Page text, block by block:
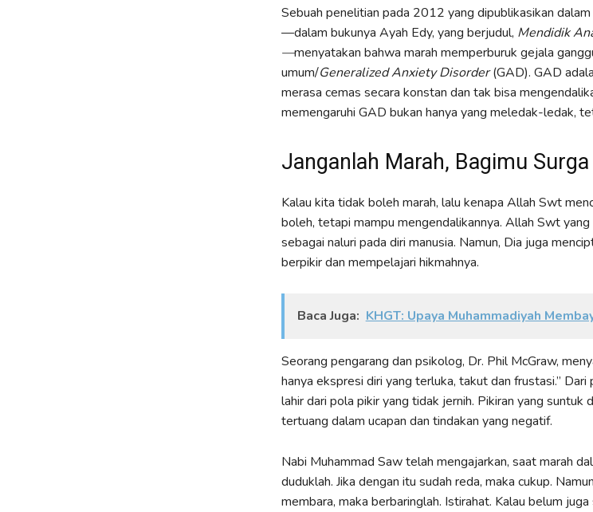
Sebuah penelitian pada 2012 yang dipublikasikan
—dalam bukunya Ayah Edy, yang berjudul, Mendidik
—menyatakan bahwa marah memperburuk gejala
umum/Generalized Anxiety Disorder(GAD). GAD
merasa cemas secara konstan dan tak bisa
memengaruhi GAD bukan hanya yang meledak-ledak,
Janganlah Marah, Bagimu Surga
Kalau kita tidak boleh marah, lalu kenapa Allah Swt
boleh, tetapi mampu mengendalikannya. Allah Swt
sebagai naluri pada diri manusia. Namun, Dia juga
berpikir dan mempelajari hikmahnya.
Baca Juga: KHGT: Upaya Muhammadiyah
Seorang pengarang dan psikolog, Dr. Phil McGraw,
hanya ekspresi diri yang terluka, takut dan frustasi.” Dari
lahir dari pola pikir yang tidak jernih. Pikiran yang suntuk
tertuang dalam ucapan dan tindakan yang negatif.
Nabi Muhammad Saw telah mengajarkan, saat marah
duduklah. Jika dengan itu sudah reda, maka cukup.
membara, maka berbaringlah. Istirahat. Kalau belum